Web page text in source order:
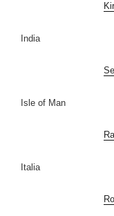
India
Isle of Man
Italia